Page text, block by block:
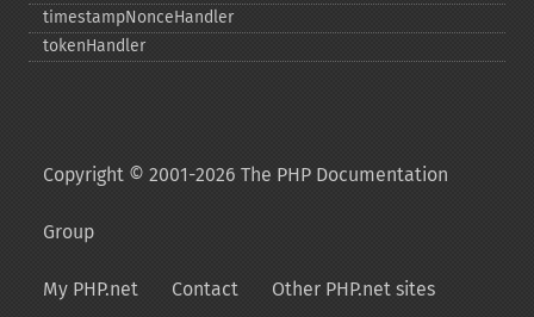
timestampNonceHandler
tokenHandler
Copyright © 2001-2026 The PHP Documentation
Group
My PHP.net Contact Other PHP.net sites